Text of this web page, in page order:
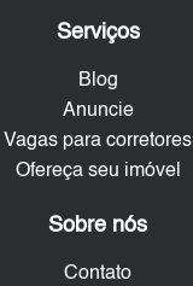
Serviços
Blog
Anuncie
Vagas para corretores
Ofereça seu imóvel
Sobre nós
Contato